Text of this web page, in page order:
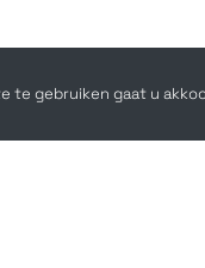
te gebruiken gaat u